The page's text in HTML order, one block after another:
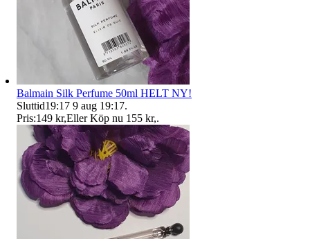
Balmain Silk Perfume 50ml HELT NY!
Sluttid19:17 9 aug 19:17.
Pris:149 kr,Eller Köp nu 155 kr,.